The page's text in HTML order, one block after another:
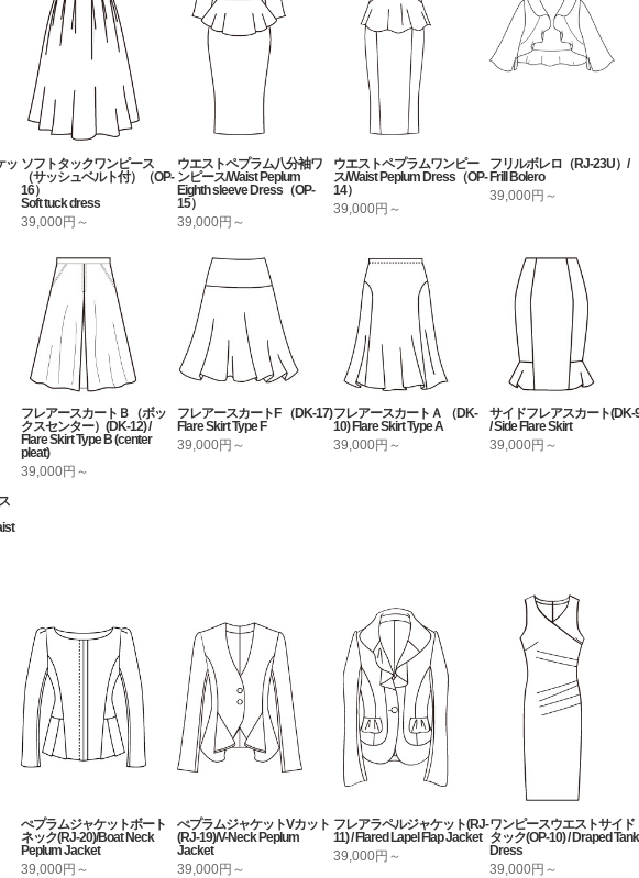
ッ ソフトタックワンピース
（サッシュベルト付）（OP-
16）
Soft tuck dress
39,000円～
ウエストペプラム八分袖ワ
ンピース/Waist Peplum
Eighth sleeve Dress（OP-
15）
39,000円～
ウエストペプラムワンピー
ス/Waist Peplum Dress（OP-
14）
39,000円～
フリルボレロ（RJ-23U）/
Frill Bolero
39,000円～
フレアースカートＢ（ボッ
クスセンター）(DK-12) /
Flare Skirt Type B (center
pleat)
39,000円～
フレアースカートF （DK-17)
Flare Skirt Type F
39,000円～
フレアースカートＡ （DK-
10) Flare Skirt Type A
39,000円～
サイドフレアスカート(DK-
/ Side Flare Skirt
39,000円～
ぺプラムジャケットボート
ネック(RJ-20)/Boat Neck
Peplum Jacket
39,000円～
ぺプラムジャケットVカット
(RJ-19)/V-Neck Peplum
Jacket
39,000円～
フレアラペルジャケット(RJ-
11) / Flared Lapel Flap Jacket
39,000円～
ワンピースウエストサイド
タック(OP-10) / Draped Tank
Dress
39,000円～